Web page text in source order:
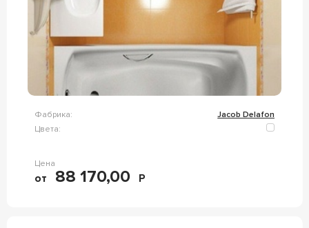
Фабрика:
Jacob Delafon
Цвета:
Цена
от 88 170,00 Р